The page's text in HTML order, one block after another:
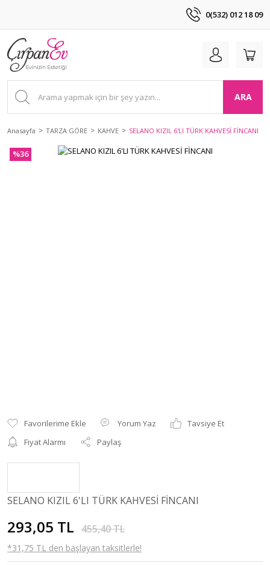
0(532) 012 18 09
ARA
Anasayfa TARZA GÖRE KAHVE SELANO KIZIL 6'LI TÜRK KAHVESİ FİNCANI
%36
Yorum Yaz
Tavsiye Et
Fiyat Alarmı
Paylaş
SELANO KIZIL 6'LI TÜRK KAHVESİ FİNCANI
293,05 TL 455,40 TL
*31,75 TL den başlayan taksitlerle!